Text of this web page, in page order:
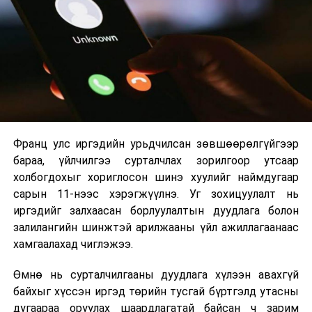
ӨМНӨХ МЭДЭЭ
Цаг агаарын аюултай үзэгдлээс сэрэмжлүүлж байна!
2026 оны 9 дүгээр сарын 1-нээс цахимаар
эхэлнэ.
2026 оны 9 дүгээр сарын 14-нөөс танхимаар
үргэлжилнэ.
2026 оны 9 дүгээр сарын 13-наас оюутнуудыг
дотуур байранд оруулж эхэлнэ.
Сургууль, цэцэрлэгийн үйл ажиллагааны
зохицуулалт
2026 оны 8 дугаар сарын 17–28-ны өдрүүдэд
байранд элсэлт, бүртгэл болон бусад аливаа
арга хэмжээ зохион байгуулахгүй болно.
Франц улс иргэдийн урьдчилсан зөвшөөрөлгүйгээр
бараа, үйлчилгээ сурталчлах зорилгоор утсаар
холбогдохыг хориглосон шинэ хуулийг наймдугаар
сарын 11-нээс хэрэгжүүлнэ. Уг зохицуулалт нь
иргэдийг залхаасан борлуулалтын дуудлага болон
залилангийн шинжтэй арилжааны үйл ажиллагаанаас
хамгаалахад чиглэжээ.
Өмнө нь сурталчилгааны дуудлага хүлээн авахгүй
байхыг хүссэн иргэд төрийн тусгай бүртгэлд утасны
дугаараа оруулах шаардлагатай байсан ч зарим